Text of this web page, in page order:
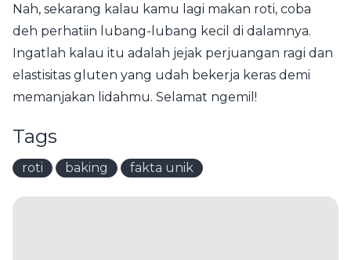
Nah, sekarang kalau kamu lagi makan roti, coba
deh perhatiin lubang-lubang kecil di dalamnya.
Ingatlah kalau itu adalah jejak perjuangan ragi dan
elastisitas gluten yang udah bekerja keras demi
memanjakan lidahmu. Selamat ngemil!
Tags
roti baking fakta unik